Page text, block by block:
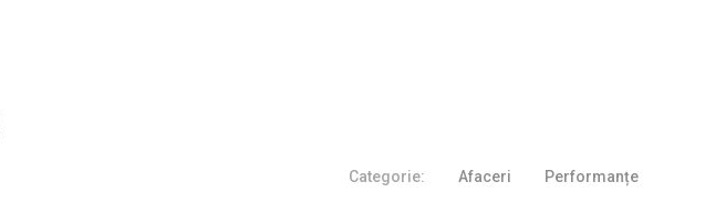
Categorie: Afaceri Performanțe